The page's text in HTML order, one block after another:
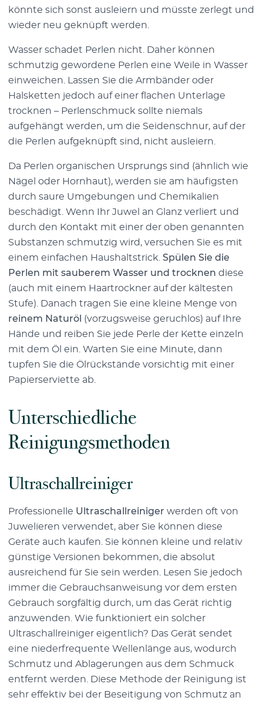
könnte sich sonst ausleiern und müsste zerlegt und
wieder neu geknüpft werden.
Wasser schadet Perlen nicht. Daher können
schmutzig gewordene Perlen eine Weile in Wasser
einweichen. Lassen Sie die Armbänder oder
Halsketten jedoch auf einer flachen Unterlage
trocknen – Perlenschmuck sollte niemals
aufgehängt werden, um die Seidenschnur, auf der
die Perlen aufgeknüpft sind, nicht ausleiern.
Da Perlen organischen Ursprungs sind (ähnlich wie
Nägel oder Hornhaut), werden sie am häufigsten
durch saure Umgebungen und Chemikalien
beschädigt. Wenn Ihr Juwel an Glanz verliert und
durch den Kontakt mit einer der oben genannten
Substanzen schmutzig wird, versuchen Sie es mit
einem einfachen Haushaltstrick. Spülen Sie die
Perlen mit sauberem Wasser und trocknen diese
(auch mit einem Haartrockner auf der kältesten
Stufe). Danach tragen Sie eine kleine Menge von
reinem Naturöl (vorzugsweise geruchlos) auf Ihre
Hände und reiben Sie jede Perle der Kette einzeln
mit dem Öl ein. Warten Sie eine Minute, dann
tupfen Sie die Ölrückstände vorsichtig mit einer
Papierserviette ab.
Unterschiedliche
Reinigungsmethoden
Ultraschallreiniger
Professionelle Ultraschallreiniger werden oft von
Juwelieren verwendet, aber Sie können diese
Geräte auch kaufen. Sie können kleine und relativ
günstige Versionen bekommen, die absolut
ausreichend für Sie sein werden. Lesen Sie jedoch
immer die Gebrauchsanweisung vor dem ersten
Gebrauch sorgfältig durch, um das Gerät richtig
anzuwenden. Wie funktioniert ein solcher
Ultraschallreiniger eigentlich? Das Gerät sendet
eine niederfrequente Wellenlänge aus, wodurch
Schmutz und Ablagerungen aus dem Schmuck
entfernt werden. Diese Methode der Reinigung ist
sehr effektiv bei der Beseitigung von Schmutz an